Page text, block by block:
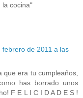
la cocina"
febrero de 2011 a las
era tu cumpleaños,
has borrado unos
F E L I C I D A D E S !